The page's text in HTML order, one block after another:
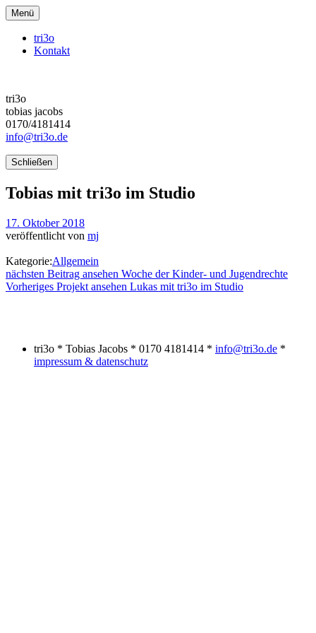
Menü
tri3o
Kontakt
tri3o
tobias jacobs
0170/4181414
info@tri3o.de
Schließen
Tobias mit tri3o im Studio
17. Oktober 2018
veröffentlicht von mj
Kategorie:Allgemein
Beitragsnavigation
nächsten Beitrag ansehen nächster
Beitrag:
Woche der Kinder- und Jugendrechte
Vorheriges Projekt ansehen vorheriges
Lukas mit tri3o im Studio
tri3o * Tobias Jacobs * 0170 4181414 * info@tri3o.de *
impressum & datenschutz